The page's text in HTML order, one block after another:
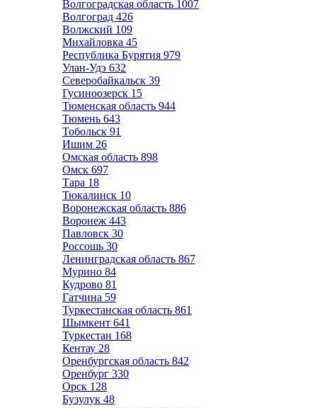
Волгоградская область 1007
Волгоград 426
Волжский 109
Михайловка 45
Республика Бурятия 979
Улан-Удэ 632
Северобайкальск 39
Гусиноозерск 15
Тюменская область 944
Тюмень 643
Тобольск 91
Ишим 26
Омская область 898
Омск 697
Тара 18
Тюкалинск 10
Воронежская область 886
Воронеж 443
Павловск 30
Россошь 30
Ленинградская область 867
Мурино 84
Кудрово 81
Гатчина 59
Туркестанская область 861
Шымкент 641
Туркестан 168
Кентау 28
Оренбургская область 842
Оренбург 330
Орск 128
Бузулук 48